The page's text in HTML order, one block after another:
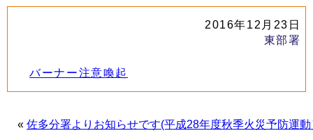
2016年12月23日
東部署
バーナー注意喚起
« 佐多分署よりお知らせです(平成28年度秋季火災予防運動